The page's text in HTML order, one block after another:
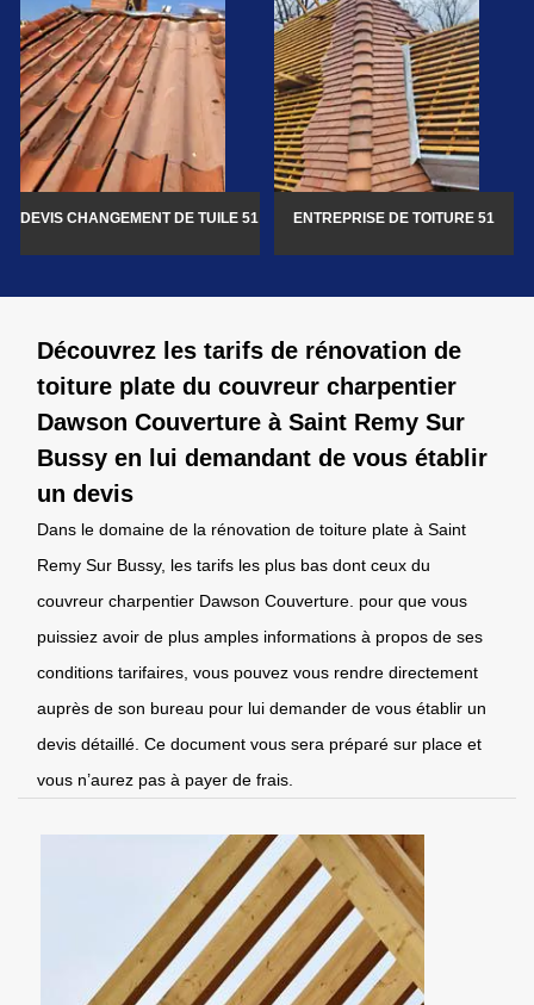
DEVIS CHANGEMENT DE TUILE 51 ENTREPRISE DE TOITURE 51
Découvrez les tarifs de rénovation de
toiture plate du couvreur charpentier
Dawson Couverture à Saint Remy Sur
Bussy en lui demandant de vous établir
un devis
Dans le domaine de la rénovation de toiture plate à Saint
Remy Sur Bussy, les tarifs les plus bas dont ceux du
couvreur charpentier Dawson Couverture. pour que vous
puissiez avoir de plus amples informations à propos de ses
conditions tarifaires, vous pouvez vous rendre directement
auprès de son bureau pour lui demander de vous établir un
devis détaillé. Ce document vous sera préparé sur place et
vous n’aurez pas à payer de frais.